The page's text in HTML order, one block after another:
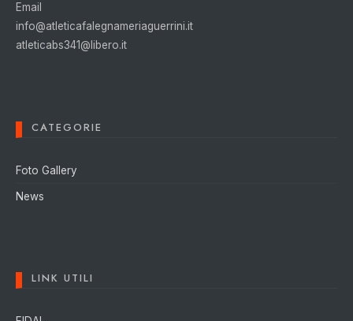
Email
info@atleticafalegnameriaguerrini.it
atleticabs341@libero.it
CATEGORIE
Foto Gallery
News
LINK UTILI